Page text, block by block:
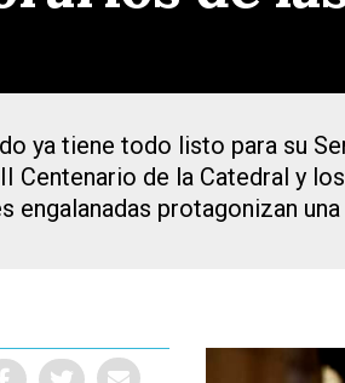
ya tiene todo listo para su
Centenario de la Catedral y
engalanadas protagonizan